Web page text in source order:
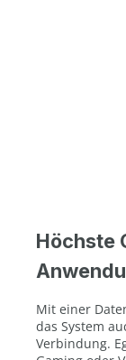
Höchste
Mit einer
das System
Verbindung.